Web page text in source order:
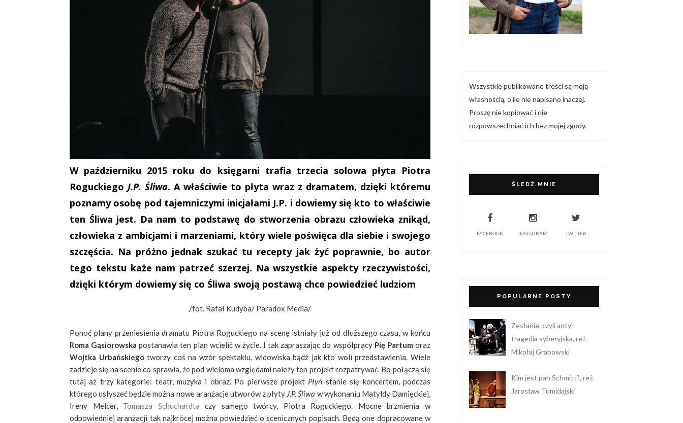
W październiku 2015 roku do księgarni trafia trzecia solowa płyta Piotra
Roguckiego J.P. Śliwa. A właściwie to płyta wraz z dramatem, dzięki któremu
poznamy osobę pod tajemniczymi inicjałami J.P. i dowiemy się kto to właściwie
ten Śliwa jest. Da nam to podstawę do stworzenia obrazu człowieka znikąd,
człowieka z ambicjami i marzeniami, który wiele poświęca dla siebie i swojego
szczęścia. Na próżno jednak szukać tu recepty jak żyć poprawnie, bo autor
tego tekstu każe nam patrzeć szerzej. Na wszystkie aspekty rzeczywistości,
dzięki którym dowiemy się co Śliwa swoją postawą chce powiedzieć ludziom
/fot. Rafał Kudyba/ Paradox Media/
Ponoć plany przeniesienia dramatu Piotra Roguckiego na scenę istniały już od dłuższego czasu, w końcu
Roma Gąsiorowska postanawia ten plan wcielić w życie. I tak zapraszając do współpracy Pię Partum oraz
Wojtka Urbańskiegotworzy coś na wzór spektaklu, widowiska bądź jak kto woli przedstawienia. Wiele
zadzieje się na scenie co sprawia, że pod wieloma względami należy ten projekt rozpatrywać. Bo połączą się
tutaj aż trzy kategorie: teatr, muzyka i obraz. Po pierwsze projekt Płyń stanie się koncertem, podczas
którego usłyszeć będzie można nowe aranżacje utworów z płyty J.P. Śliwa w wykonaniu Matyldy Damięckiej,
Ireny Melcer, Tomasza Schuchardta czy samego twórcy, Piotra Roguckiego. Mocne brzmienia w
odpowiedniej aranżacji tak najkrócej można powiedzieć o scenicznych popisach. Będą one dopracowane w
Wszystkie publikowane treści są moją
własnością, o ile nie napisano inaczej.
Proszę nie kopiować i nie
rozpowszechniać ich bez mojej zgody.
ŚLEDŹ MNIE
FACEBOOK INSTAGRAM TWITTER
POPULARNE POSTY
Zesłanie, czyli anty-
tragedia syberyjska, reż.
Mikołaj Grabowski
Kim jest pan Schmitt?, reż.
Jarosław Tumidajski